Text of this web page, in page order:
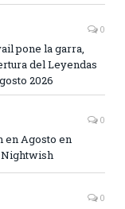
0
pone la garra,
del Leyendas
2026
0
en Agosto en
Nightwish
0